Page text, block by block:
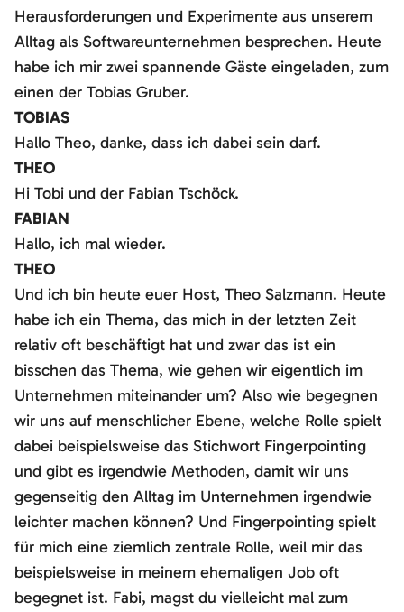
Herausforderungen und Experimente aus unserem
Alltag als Softwareunternehmen besprechen. Heute
habe ich mir zwei spannende Gäste eingeladen, zum
einen der Tobias Gruber.
TOBIAS
Hallo Theo, danke, dass ich dabei sein darf.
THEO
Hi Tobi und der Fabian Tschöck.
FABIAN
Hallo, ich mal wieder.
THEO
Und ich bin heute euer Host, Theo Salzmann. Heute
habe ich ein Thema, das mich in der letzten Zeit
relativ oft beschäftigt hat und zwar das ist ein
bisschen das Thema, wie gehen wir eigentlich im
Unternehmen miteinander um? Also wie begegnen
wir uns auf menschlicher Ebene, welche Rolle spielt
dabei beispielsweise das Stichwort Fingerpointing
und gibt es irgendwie Methoden, damit wir uns
gegenseitig den Alltag im Unternehmen irgendwie
leichter machen können? Und Fingerpointing spielt
für mich eine ziemlich zentrale Rolle, weil mir das
beispielsweise in meinem ehemaligen Job oft
begegnet ist. Fabi, magst du vielleicht mal zum